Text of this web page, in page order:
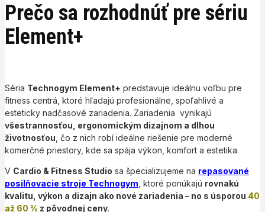
Prečo sa rozhodnúť pre sériu
Element+
Séria Technogym Element+ predstavuje ideálnu voľbu pre
fitness centrá, ktoré hľadajú profesionálne, spoľahlivé a
esteticky nadčasové zariadenia. Zariadenia vynikajú
všestrannosťou, ergonomickým dizajnom a dlhou
životnosťou , čo z nich robí ideálne riešenie pre moderné
komerčné priestory, kde sa spája výkon, komfort a estetika.
V Cardio & Fitness Studio sa špecializujeme na repasované
posilňovacie stroje Technogym , ktoré ponúkajú rovnakú
kvalitu, výkon a dizajn ako nové zariadenia – no s úsporou 40
až 60 % z pôvodnej ceny.